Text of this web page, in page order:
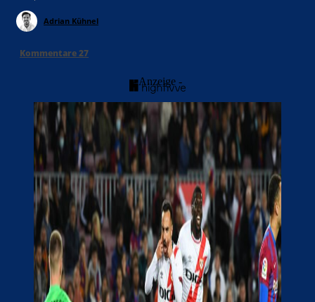
Adrian Kühnel
Kommentare27
- Anzeige -